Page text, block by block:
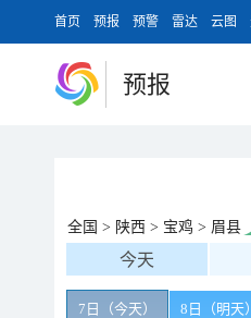
首页 预报 预警 雷达 云图
预报
全国 > 陕西 > 宝鸡 > 眉县
今天
7日（今天） 8日（明天）